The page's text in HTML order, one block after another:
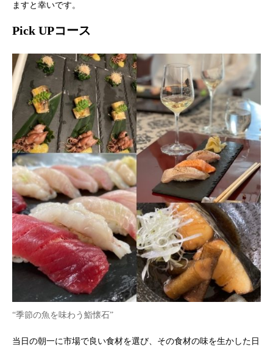
ますと幸いです。
Pick UPコース
“季節の魚を味わう鮨懐石”
当日の朝一に市場で良い食材を選び、その食材の味を生かした日